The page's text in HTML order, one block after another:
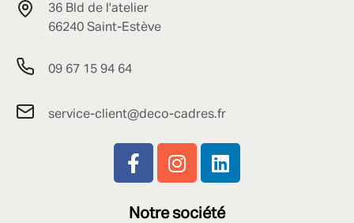
36 Bld de l'atelier
66240 Saint-Estève
09 67 15 94 64
service-client@deco-cadres.fr
Notre société